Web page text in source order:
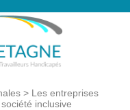
> Les entreprises
inclusive